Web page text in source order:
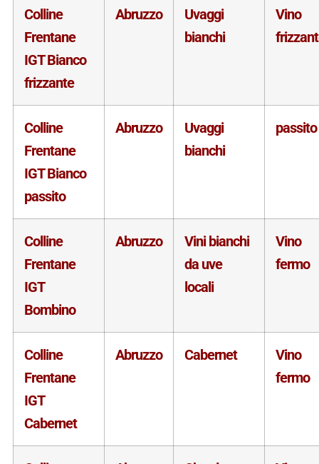
Colline
Frentane
IGT Bianco
frizzante
Abruzzo
Uvaggi
bianchi
Vino
Colline
Frentane
IGT Bianco
passito
Abruzzo
Uvaggi
bianchi
passito
Colline
Frentane
IGT
Bombino
Abruzzo
Vini bianchi
da uve
locali
Vino
fermo
Colline
Frentane
IGT
Cabernet
Abruzzo Cabernet
Vino
fermo